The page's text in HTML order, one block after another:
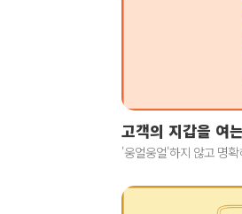
고객의 지갑을 여
'웅얼웅얼'하지 않고 명